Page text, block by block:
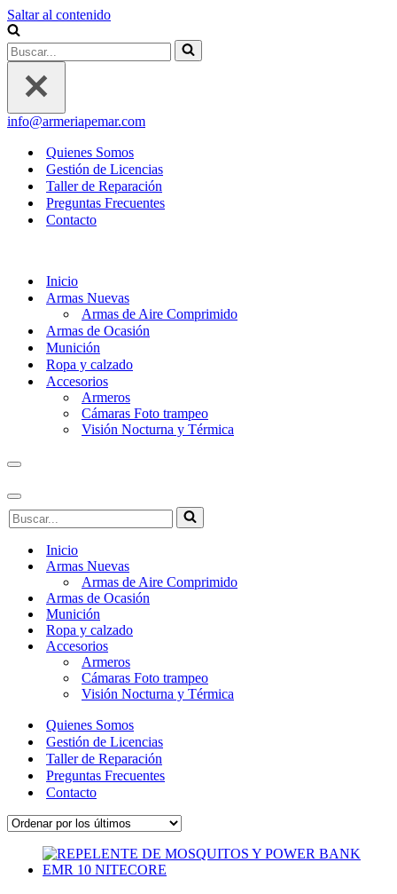
Saltar al contenido
Buscar...
info@armeriapemar.com
Quienes Somos
Gestión de Licencias
Taller de Reparación
Preguntas Frecuentes
Contacto
Inicio
Armas Nuevas
Armas de Aire Comprimido
Armas de Ocasión
Munición
Ropa y calzado
Accesorios
Armeros
Cámaras Foto trampeo
Visión Nocturna y Térmica
Menú
navegación
Menú
de
navegación
Buscar...
Inicio
Armas Nuevas
Armas de Aire Comprimido
Armas de Ocasión
Munición
Ropa y calzado
Accesorios
Armeros
Cámaras Foto trampeo
Visión Nocturna y Térmica
Quienes Somos
Gestión de Licencias
Taller de Reparación
Preguntas Frecuentes
Contacto